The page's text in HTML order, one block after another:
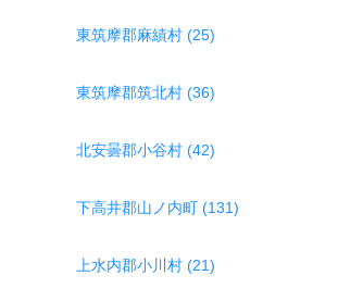
東筑摩郡麻績村 (25)
東筑摩郡筑北村 (36)
北安曇郡小谷村 (42)
下高井郡山ノ内町 (131)
上水内郡小川村 (21)